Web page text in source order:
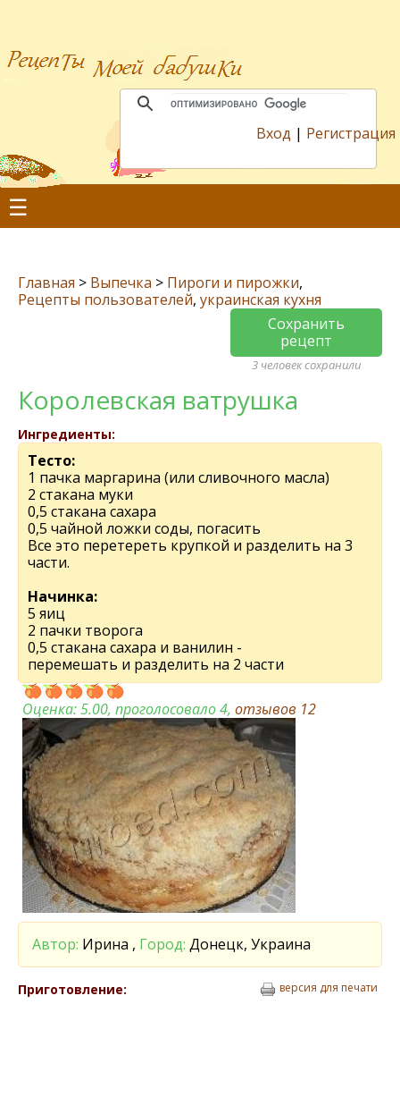
Вход | Регистрация
☰
Главная > Выпечка > Пироги и пирожки,
Рецепты пользователей, украинская кухня
Сохранить
рецепт
3 человек сохранили
Королевская ватрушка
Ингредиенты:
Тесто:
1 пачка маргарина (или сливочного масла)
2 стакана муки
0,5 стакана сахара
0,5 чайной ложки соды, погасить
Все это перетереть крупкой и разделить на 3
части.
Начинка:
5 яиц
2 пачки творога
0,5 стакана сахара и ванилин -
перемешать и разделить на 2 части
Оценка:5.00, проголосовало 4, отзывов 12
Автор: Ирина , Город: Донецк, Украина
Приготовление: версия для печати